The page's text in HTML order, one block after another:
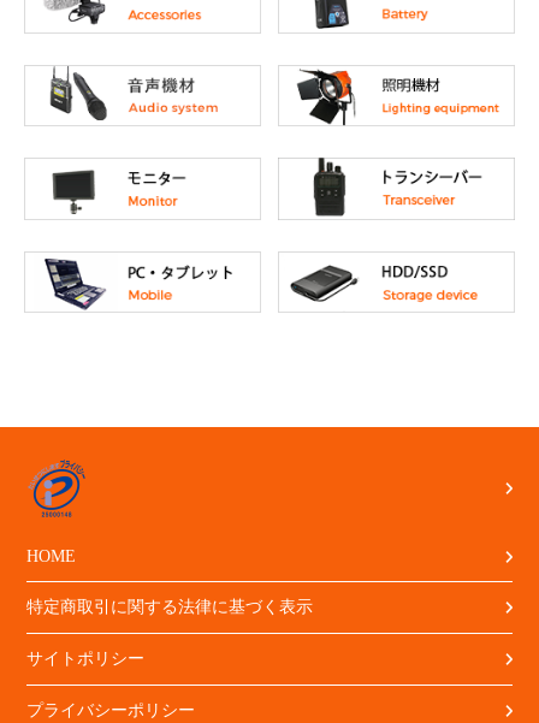
HOME
特定商取引に関する法律に基づく表示
サイトポリシー
プライバシーポリシー